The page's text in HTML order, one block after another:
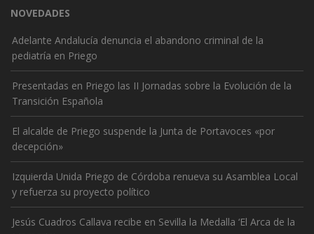
NOVEDADES
Adelante Andalucía denuncia el abandono criminal de la
pediatría en Priego
Presentadas en Priego las II Jornadas sobre la Evolución de la
Transición Española
El alcalde de Priego suspende la Junta de Portavoces «por
decepción»
Izquierda Unida Priego de Córdoba renueva su Asamblea Local
y refuerza su proyecto político
Jesús Cuadros Callava recibe en Sevilla la Medalla ‘El Arca de la